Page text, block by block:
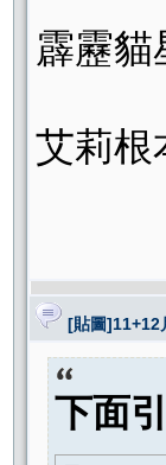
霹靂貓
艾莉根
[貼圖]11+12
下面